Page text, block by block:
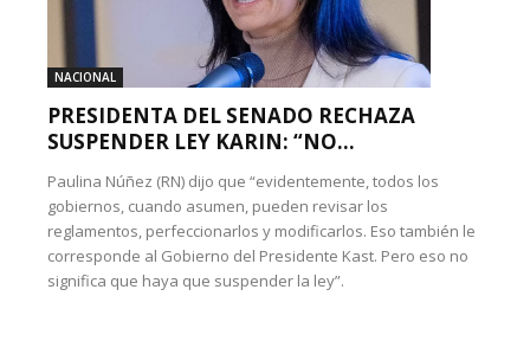
NACIONAL
PRESIDENTA DEL SENADO RECHAZA
SUSPENDER LEY KARIN: “NO...
Paulina Núñez (RN) dijo que “evidentemente, todos los
gobiernos, cuando asumen, pueden revisar los
reglamentos, perfeccionarlos y modificarlos. Eso también le
corresponde al Gobierno del Presidente Kast. Pero eso no
significa que haya que suspender la ley”.